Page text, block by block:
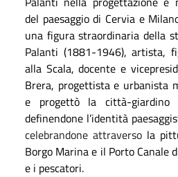
del paesaggio di Cervia e
una figura straordinaria della
Palanti (1881-1946), artista,
alla Scala, docente e
Brera, progettista e urbanista
e progettò la città-giardino
definendone l’identità
celebrandone attraverso la
Borgo Marina e il Porto Canale
e i pescatori.